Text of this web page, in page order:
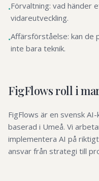
•Förvaltning: vad händer
vidareutveckling.
•Affärsförståelse: kan de
inte bara teknik.
FigFlows roll i
FigFlows är en svensk
baserad i Umeå. Vi
implementera AI på
ansvar från strategi till